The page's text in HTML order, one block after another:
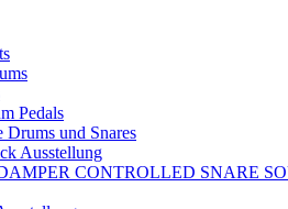
Pedals
Drums und Snares
Ausstellung
CONTROLLED SNARE